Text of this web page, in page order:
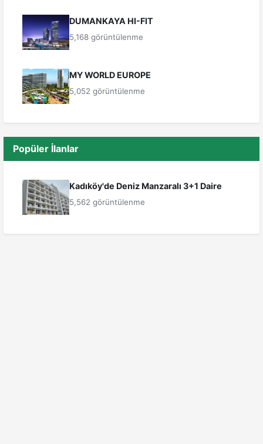
DUMANKAYA HI-FIT
5,168 görüntülenme
MY WORLD EUROPE
5,052 görüntülenme
Popüler İlanlar
Kadıköy'de Deniz Manzaralı 3+1 Daire
5,562 görüntülenme